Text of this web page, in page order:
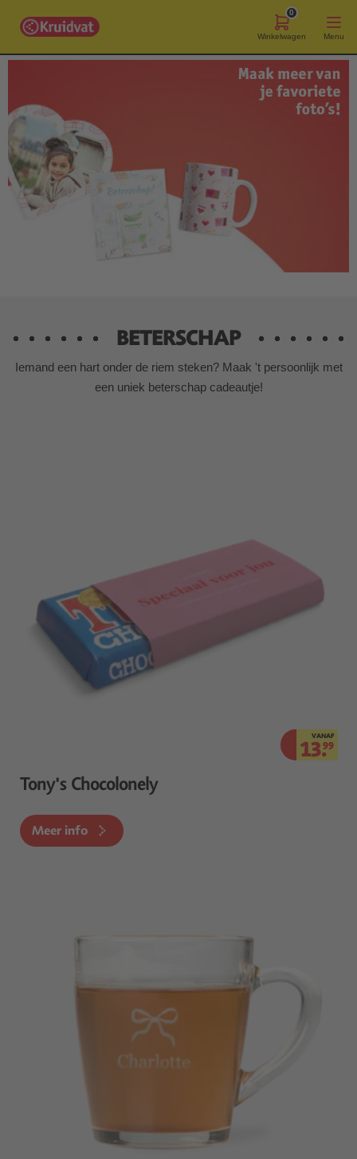
0
Winkelwagen Menu
BETERSCHAP
Iemand een hart onder de riem steken? Maak 't persoonlijk met
een uniek beterschap cadeautje!
VANAF
13.99
Tony's Chocolonely
Meer info